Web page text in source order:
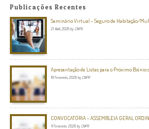
Publicações Recentes
Seminário Virtual – Seguro de Habitação/
21 Abril, 2026 by CNPR
Apresentação de Listas para o Próximo Biénio
18 Fevereiro, 2026 by CNPR
CONVOCATÓRIA – ASSEMBLEIA GERAL
11 Fevereiro, 2026 by CNPR